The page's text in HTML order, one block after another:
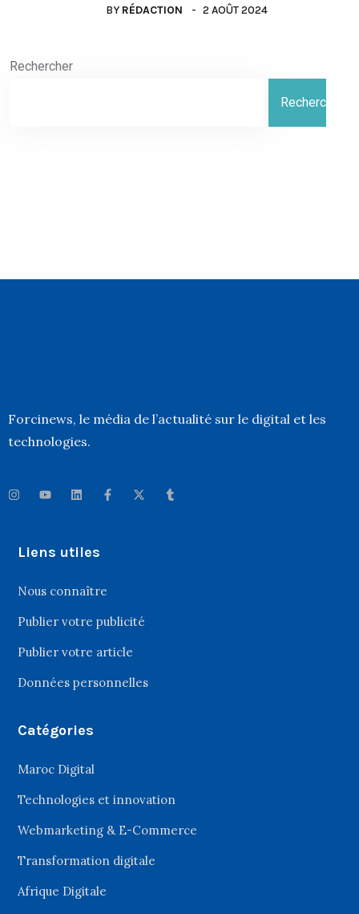
BY RÉDACTION 2 AOÛT 2024
Rechercher
Rechercher
Forcinews, le média de l’actualité sur le digital et les
technologies.
Liens utiles
Nous connaître
Publier votre publicité
Publier votre article
Données personnelles
Catégories
Maroc Digital
Technologies et innovation
Webmarketing & E-Commerce
Transformation digitale
Afrique Digitale